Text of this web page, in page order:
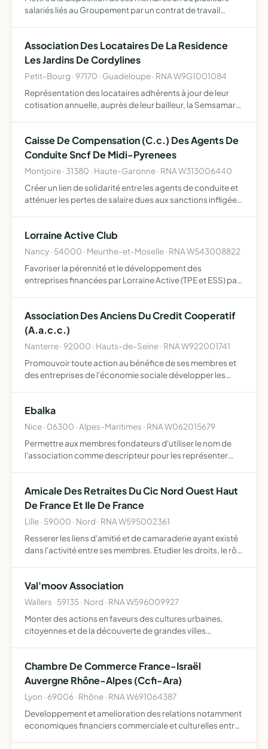
salariés liés au Groupement par un contrat de travail
Association Des Locataires De La Residence
Les Jardins De Cordylines
Petit-Bourg · 97170 · Guadeloupe · RNA W9G1001084
Représentation des locataires adhérents à jour de leur
cotisation annuelle, auprès de leur bailleur, la Semsamar
Caisse De Compensation (C.c.) Des Agents De
Conduite Sncf De Midi-Pyrenees
Montjoire · 31380 · Haute-Garonne · RNA W313006440
Créer un lien de solidarité entre les agents de conduite et
atténuer les pertes de salaire dues aux sanctions infligées
…
Lorraine Active Club
Nancy · 54000 · Meurthe-et-Moselle · RNA W543008822
Favoriser la pérennité et le développement des
entreprises financées par Lorraine Active (TPE et ESS) par
développement …
Association Des Anciens Du Credit Cooperatif
(A.a.c.c.)
Nanterre · 92000 · Hauts-de-Seine · RNA W922001741
Promouvoir toute action au bénéfice de ses membres et
des entreprises de l'économie sociale développer les
représenter les ret…
Ebalka
Nice · 06300 · Alpes-Maritimes · RNA W062015679
Permettre aux membres fondateurs d'utiliser le nom de
l'association comme descripteur pour les représenter
Amicale Des Retraites Du Cic Nord Ouest Haut
De France Et Ile De France
Lille · 59000 · Nord · RNA W595002361
Resserer les liens d'amitié et de camaraderie ayant existé
dans l'activité entre ses membres. Etudier les droits, le rôle
Val'moov Association
Wallers · 59135 · Nord · RNA W596009927
Monter des actions en faveurs des cultures urbaines,
citoyennes et de la découverte de grandes villes
Chambre De Commerce France-Israël
Auvergne Rhône-Alpes (Ccfi-Ara)
Lyon · 69006 · Rhône · RNA W691064387
Developpement et amelioration des relations notamment
economiques financiers commerciale et culturelles entre